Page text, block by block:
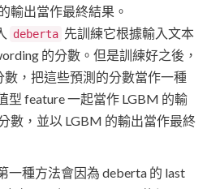
輸出當作最終結果。
deberta 先訓練它根據輸入文本
的分數。但是訓練好之後，
數，把這些預測的分數當作一種
型 feature 一起當作 LGBM 的輸
數，並以 LGBM 的輸出當作最終
一種方法會因為 deberta 的 last